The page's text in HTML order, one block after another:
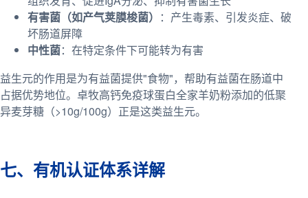
有害菌（如产气荚膜梭菌） ：产生毒素、引发炎症、破
坏肠道屏障
中性菌：在特定条件下可能转为有害
益生元的作用是为有益菌提供"食物"，帮助有益菌在肠道中
占据优势地位。卓牧高钙免疫球蛋白全家羊奶粉添加的低聚
异麦芽糖（>10g/100g）正是这类益生元。
七、有机认证体系详解